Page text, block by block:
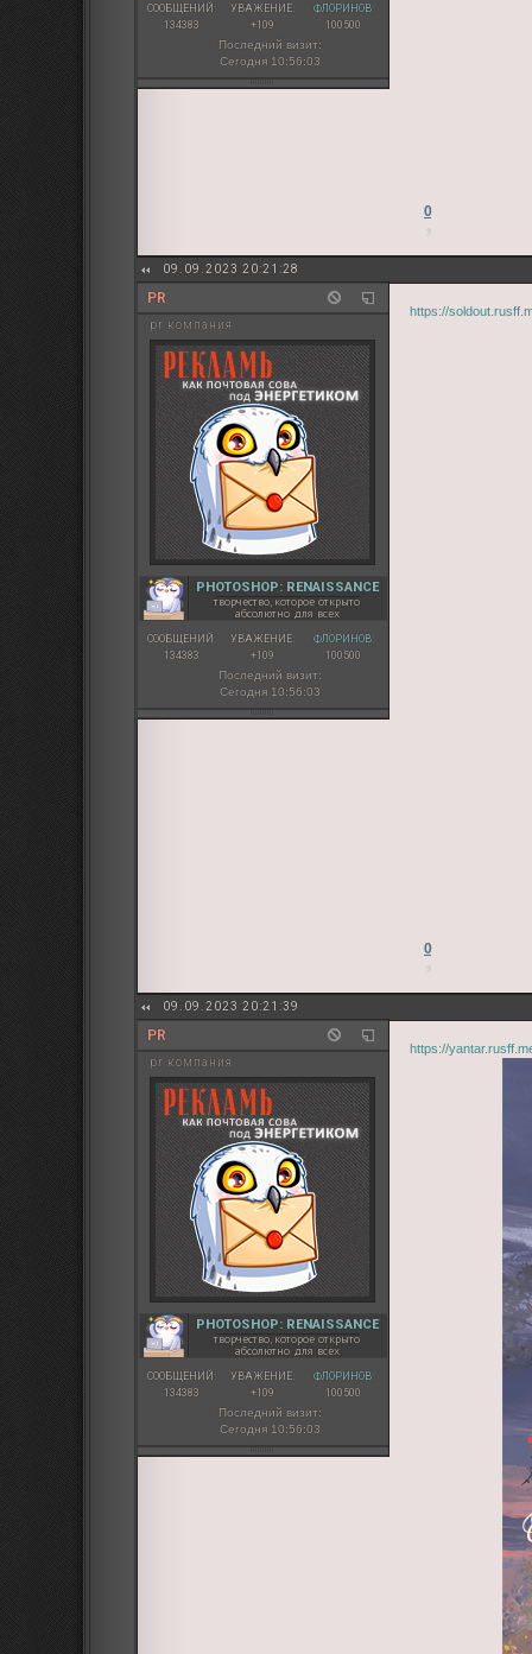
СООБЩЕНИЙ:
134383
УВАЖЕНИЕ:
+109
ФЛОРИНОВ:
100500
Последний визит:
Сегодня 10:56:03
0
09.09.2023 20:21:28
PR
pr компания
PHOTOSHOP: RENAISSANCE
творчество, которое открыто
абсолютно для всех
СООБЩЕНИЙ:
134383
УВАЖЕНИЕ:
+109
ФЛОРИНОВ:
100500
Последний визит:
Сегодня 10:56:03
https://
0
09.09.2023 20:21:39
PR
pr компания
PHOTOSHOP: RENAISSANCE
творчество, которое открыто
абсолютно для всех
СООБЩЕНИЙ:
134383
УВАЖЕНИЕ:
+109
ФЛОРИНОВ:
100500
Последний визит:
Сегодня 10:56:03
https://